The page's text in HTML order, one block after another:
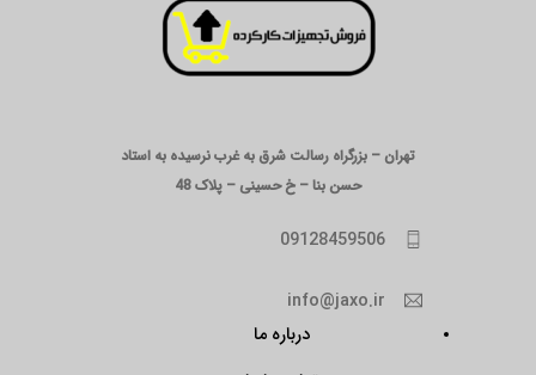
تهران – بزرگراه رسالت شرق به غرب نرسیده به استاد
حسن بنا – خ حسینی – پلاک 48
09128459506
info@jaxo.ir
درباره ما